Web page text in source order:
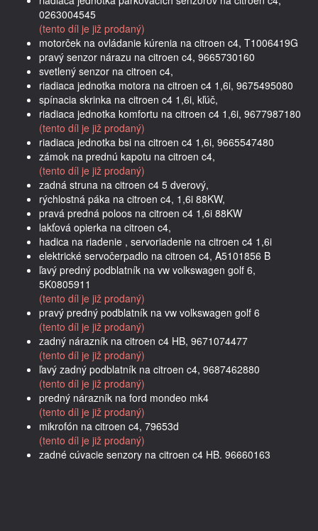
0263004545
(tento díl je již prodaný)
motorček na ovládanie kúrenia na citroen c4, T1006419G
pravý senzor nárazu na citroen c4, 9665730160
svetlený senzor na citroen c4,
riadiaca jednotka motora na citroen c4 1,6i, 9675495080
spínacia skrinka na citroen c4 1,6i, kľúč,
riadiaca jednotka komfortu na citroen c4 1,6i, 9677987180
(tento díl je již prodaný)
riadiaca jednotka bsi na citroen c4 1,6i, 9665547480
zámok na prednú kapotu na citroen c4,
(tento díl je již prodaný)
zadná struna na citroen c4 5 dverový,
rýchlostná páka na citroen c4, 1,6i 88KW,
pravá predná poloos na citroen c4 1,6i 88KW
lakťová opierka na citroen c4,
hadica na riadenie , servoriadenie na citroen c4 1,6i
elektrické servočerpadlo na citroen c4, A5101856 B
ľavý predný podblatník na vw volkswagen golf 6,
5K0805911
(tento díl je již prodaný)
pravý predný podblatník na vw volkswagen golf 6
(tento díl je již prodaný)
zadný nárazník na citroen c4 HB, 9671074477
(tento díl je již prodaný)
ľavý zadný podblatník na citroen c4, 9687462880
(tento díl je již prodaný)
predný nárazník na ford mondeo mk4
(tento díl je již prodaný)
mikrofón na citroen c4, 79653d
(tento díl je již prodaný)
zadné cúvacie senzory na citroen c4 HB. 96660163